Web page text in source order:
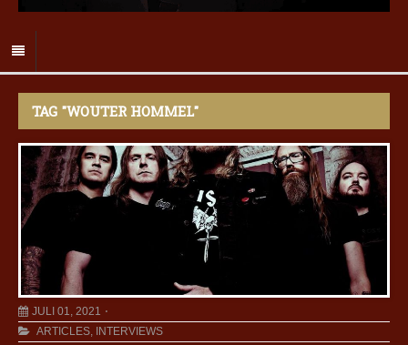
TAG "WOUTER HOMMEL"
JULI 01, 2021
ARTICLES, INTERVIEWS